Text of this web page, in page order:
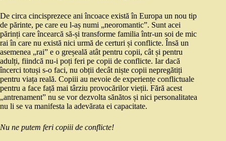
De circa cincisprezece ani încoace există în Europa un nou tip
de părinte, pe care eu l-aș numi „neoromantic”. Sunt acei
părinți care încearcă să-și transforme familia într-un soi de mic
rai în care nu există nici urmă de certuri și conflicte. Însă un
asemenea „rai” e o greșeală atât pentru copii, cât și pentru
adulți, fiindcă nu-i poți feri pe copii de conflicte. Iar dacă
încerci totuși s-o faci, nu obții decât niște copii nepregătiți
pentru viața reală. Copiii au nevoie de experiențe conflictuale
pentru a face față mai târziu provocărilor vieții. Fără acest
„antrenament” nu se vor dezvolta sănătos și nici personalitatea
nu li se va manifesta la adevărata ei capacitate.
Nu ne putem feri copiii de conflicte!